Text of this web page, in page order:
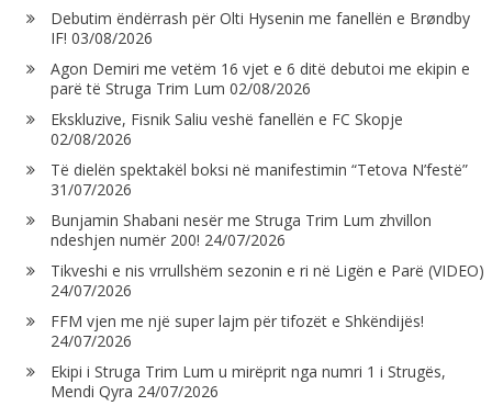
Debutim ëndërrash për Olti Hysenin me fanellën e Brøndby
IF! 03/08/2026
Agon Demiri me vetëm 16 vjet e 6 ditë debutoi me ekipin e
parë të Struga Trim Lum 02/08/2026
Ekskluzive, Fisnik Saliu veshë fanellën e FC Skopje
02/08/2026
Të dielën spektakël boksi në manifestimin “Tetova N’festë”
31/07/2026
Bunjamin Shabani nesër me Struga Trim Lum zhvillon
ndeshjen numër 200! 24/07/2026
Tikveshi e nis vrrullshëm sezonin e ri në Ligën e Parë (VIDEO)
24/07/2026
FFM vjen me një super lajm për tifozët e Shkëndijës!
24/07/2026
Ekipi i Struga Trim Lum u mirëprit nga numri 1 i Strugës,
Mendi Qyra 24/07/2026